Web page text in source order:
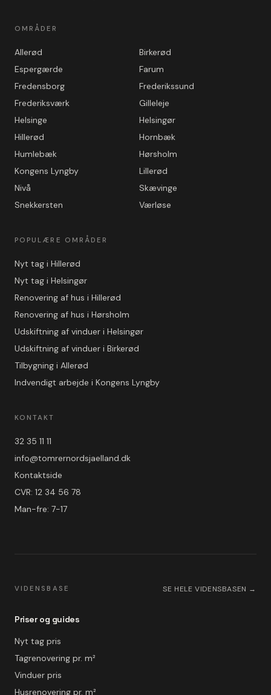
OMRÅDER
Allerød
Birkerød
Espergærde
Farum
Fredensborg
Frederikssund
Frederiksværk
Gilleleje
Helsinge
Helsingør
Hillerød
Hornbæk
Humlebæk
Hørsholm
Kongens Lyngby
Lillerød
Nivå
Skævinge
Snekkersten
Værløse
POPULÆRE OMRÅDER
Nyt tag i Hillerød
Nyt tag i Helsingør
Renovering af hus i Hillerød
Renovering af hus i Hørsholm
Udskiftning af vinduer i Helsingør
Udskiftning af vinduer i Birkerød
Tilbygning i Allerød
Indvendigt arbejde i Kongens Lyngby
KONTAKT
32 35 11 11
info@tomrernordsjaelland.dk
Kontaktside
CVR: 12 34 56 78
Man-fre: 7-17
VIDENSBASE SE HELE VIDENSBASEN →
Priser og guides
Nyt tag pris
Tagrenovering pr. m²
Vinduer pris
Husrenovering pr. m²